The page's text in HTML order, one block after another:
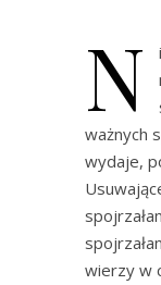
N
ważnych
wydaje,
wierzy w